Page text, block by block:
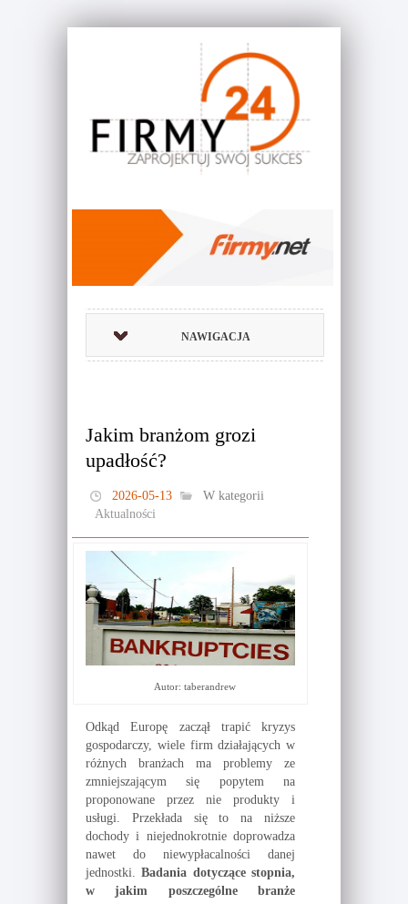
NAWIGACJA
Jakim branżom grozi
upadłość?
2026-05-13
W kategorii
Aktualności
Autor: taberandrew
Odkąd Europę zaczął trapić kryzys
gospodarczy, wiele firm działających w
różnych branżach ma problemy ze
zmniejszającym się popytem na
proponowane przez nie produkty i
usługi. Przekłada się to na niższe
dochody i niejednokrotnie doprowadza
nawet do niewypłacalności danej
jednostki.Badania dotyczące stopnia,
w jakim poszczególne branże